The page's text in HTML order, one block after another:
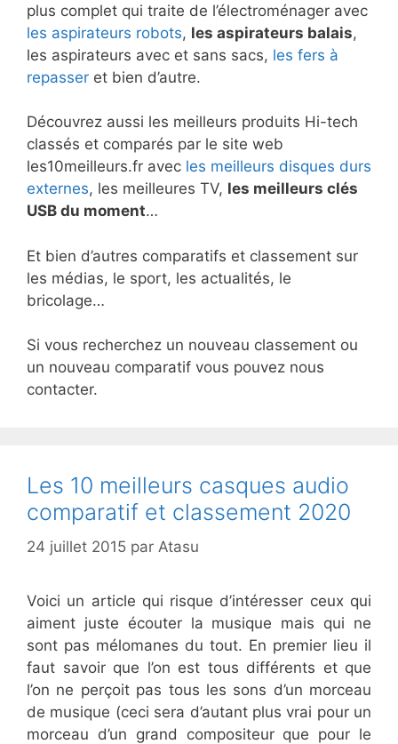
plus complet qui traite de l’électroménager avec
les aspirateurs robots, les aspirateurs balais,
les aspirateurs avec et sans sacs, les fers à
repasser et bien d’autre.
Découvrez aussi les meilleurs produits Hi-tech
classés et comparés par le site web
les10meilleurs.fr avec les meilleurs disques durs
externes, les meilleures TV, les meilleurs clés
USB du moment…
Et bien d’autres comparatifs et classement sur
les médias, le sport, les actualités, le
bricolage…
Si vous recherchez un nouveau classement ou
un nouveau comparatif vous pouvez nous
contacter.
Les 10 meilleurs casques audio
comparatif et classement 2020
24 juillet 2015 par Atasu
Voici un article qui risque d’intéresser ceux qui
aiment juste écouter la musique mais qui ne
sont pas mélomanes du tout. En premier lieu il
faut savoir que l’on est tous différents et que
l’on ne perçoit pas tous les sons d’un morceau
de musique (ceci sera d’autant plus vrai pour un
morceau d’un grand compositeur que pour le